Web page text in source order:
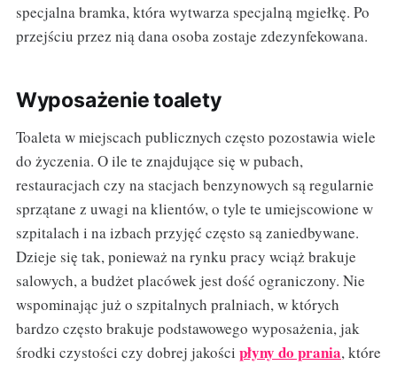
specjalna bramka, która wytwarza specjalną mgiełkę. Po
przejściu przez nią dana osoba zostaje zdezynfekowana.
Wyposażenie toalety
Toaleta w miejscach publicznych często pozostawia wiele
do życzenia. O ile te znajdujące się w pubach,
restauracjach czy na stacjach benzynowych są regularnie
sprzątane z uwagi na klientów, o tyle te umiejscowione w
szpitalach i na izbach przyjęć często są zaniedbywane.
Dzieje się tak, ponieważ na rynku pracy wciąż brakuje
salowych, a budżet placówek jest dość ograniczony. Nie
wspominając już o szpitalnych pralniach, w których
bardzo często brakuje podstawowego wyposażenia, jak
środki czystości czy dobrej jakości płyny do prania, które